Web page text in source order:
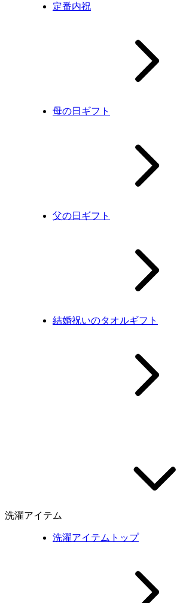
定番内祝
母の日ギフト
父の日ギフト
結婚祝いのタオルギフト
洗濯アイテム
洗濯アイテムトップ